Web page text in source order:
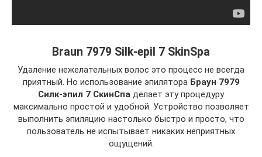
Braun 7979 Silk-epil 7 SkinSpa
Удаление нежелательных волос это процесс не всегда
приятный. Но использование эпилятора Браун 7979
Силк-эпил 7 СкинСпа делает эту процедуру
максимально простой и удобной. Устройство позволяет
выполнить эпиляцию настолько быстро и просто, что
пользователь не испытывает никаких неприятных
ощущений.